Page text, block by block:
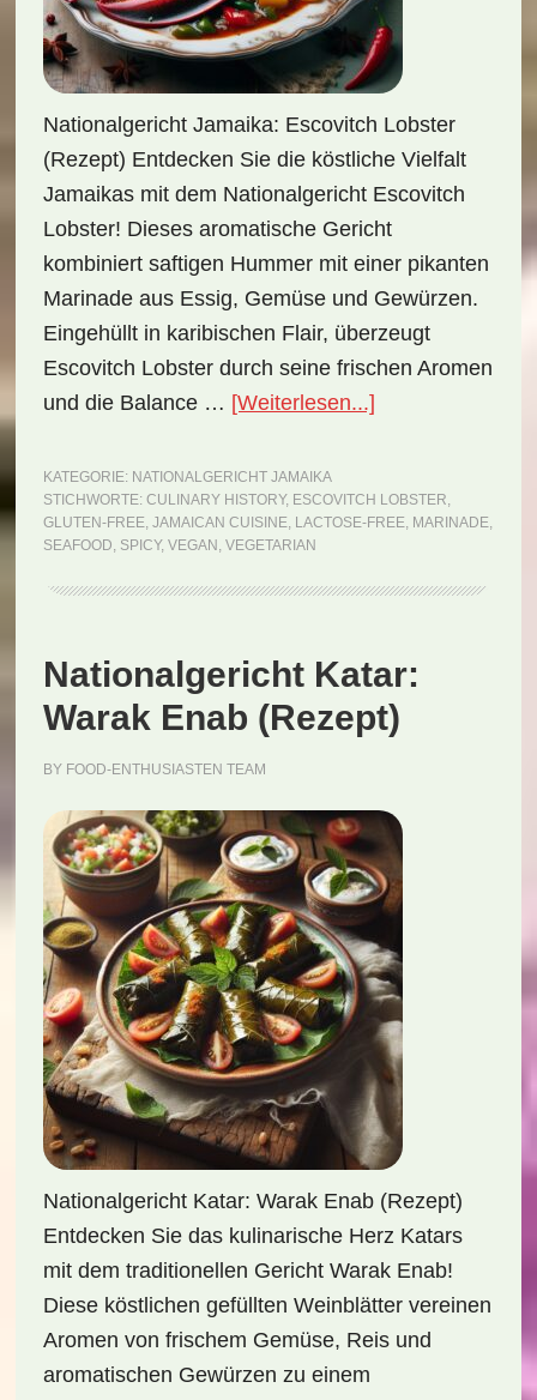
Nationalgericht Jamaika: Escovitch Lobster
(Rezept) Entdecken Sie die köstliche Vielfalt
Jamaikas mit dem Nationalgericht Escovitch
Lobster! Dieses aromatische Gericht
kombiniert saftigen Hummer mit einer pikanten
Marinade aus Essig, Gemüse und Gewürzen.
Eingehüllt in karibischen Flair, überzeugt
Escovitch Lobster durch seine frischen Aromen
und die Balance … [Weiterlesen...]
Lobster
KATEGORIE: NATIONALGERICHT JAMAIKA
STICHWORTE: CULINARY HISTORY, ESCOVITCH LOBSTER,
GLUTEN-FREE, JAMAICAN CUISINE, LACTOSE-FREE, MARINADE,
SEAFOOD, SPICY, VEGAN , VEGETARIAN
Nationalgericht Katar:
Warak Enab (Rezept)
BY FOOD-ENTHUSIASTEN TEAM
Nationalgericht Katar: Warak Enab (Rezept)
Entdecken Sie das kulinarische Herz Katars
mit dem traditionellen Gericht Warak Enab!
Diese köstlichen gefüllten Weinblätter vereinen
Aromen von frischem Gemüse, Reis und
aromatischen Gewürzen zu einem